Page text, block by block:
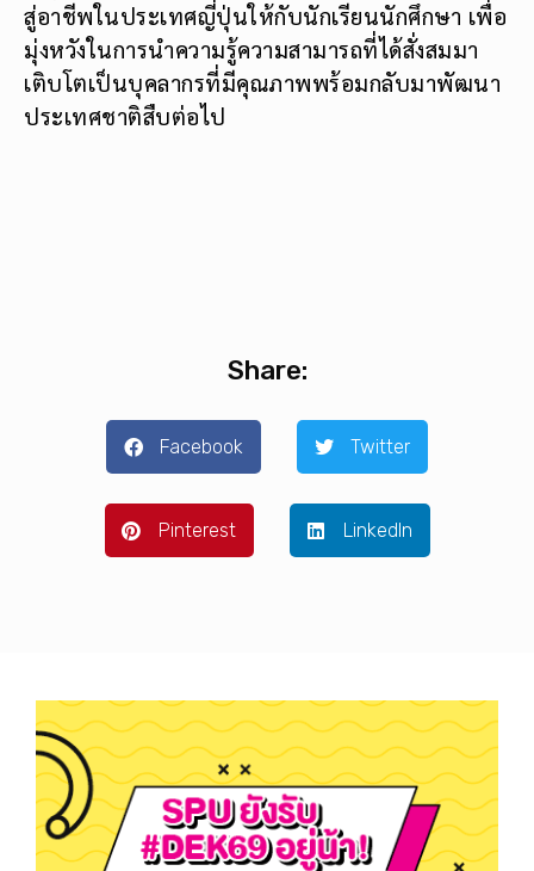
สู่อาชีพในประเทศญี่ปุ่นให้กับนักเรียนนักศึกษา เพื่อ
มุ่งหวังในการนำความรู้ความสามารถที่ได้สั่งสมมา
เติบโตเป็นบุคลากรที่มีคุณภาพพร้อมกลับมาพัฒนา
ประเทศชาติสืบต่อไป
Share:
Facebook Twitter
Pinterest LinkedIn